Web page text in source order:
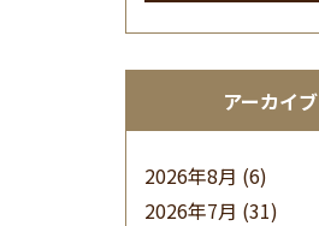
アーカイブ
2026年8月 (6)
2026年7月 (31)